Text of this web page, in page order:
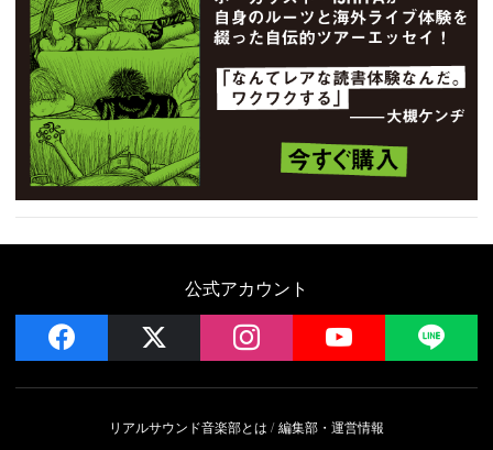
公式アカウント
facebook instagram YouTube
リアルサウンド音楽部とは
編集部・運営情報